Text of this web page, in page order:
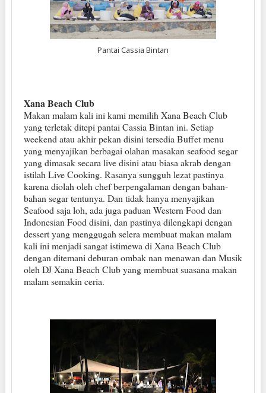
Pantai Cassia Bintan
Xana Beach Club
Makan malam kali ini kami memilih Xana Beach Club
yang terletak ditepi pantai Cassia Bintan ini. Setiap
weekend atau akhir pekan disini tersedia Buffet menu
yang menyajikan berbagai olahan masakan seafood segar
yang dimasak secara live disini atau biasa akrab dengan
istilah Live Cooking. Rasanya sungguh lezat pastinya
karena diolah oleh chef berpengalaman dengan bahan-
bahan segar tentunya. Dan tidak hanya menyajikan
Seafood saja loh, ada juga paduan Western Food dan
Indonesian Food disini, dan pastinya dilengkapi dengan
dessert yang menggugah selera membuat makan malam
kali ini menjadi sangat istimewa di Xana Beach Club
dengan ditemani deburan ombak nan menawan dan Musik
oleh DJ Xana Beach Club yang membuat suasana makan
malam semakin ceria.